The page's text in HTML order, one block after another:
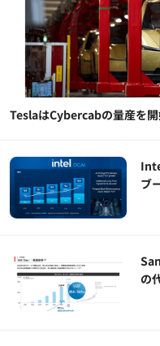
TeslaはCybercabの量産を
ブ
の